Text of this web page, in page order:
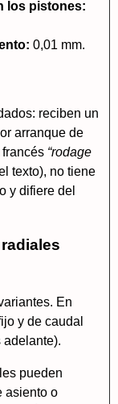
los pistones:
0,01 mm.
reciben un
arranque de
“rodage
texto), no tiene
y difiere del
En
y de caudal
adelante).
pueden
asiento o